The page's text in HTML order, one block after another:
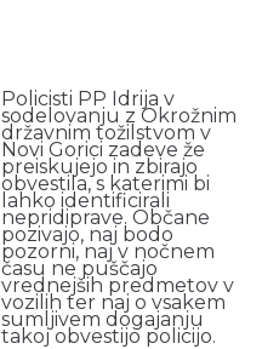
Policisti PP Idrija v
sodelovanju z Okrožnim
državnim tožilstvom v
Novi Gorici zadeve že
preiskujejo in zbirajo
obvestila, s katerimi bi
lahko identificirali
nepridiprave. Občane
pozivajo, naj bodo
pozorni, naj v nočnem
času ne puščajo
vrednejših predmetov v
vozilih ter naj o vsakem
sumljivem dogajanju
takoj obvestijo policijo.